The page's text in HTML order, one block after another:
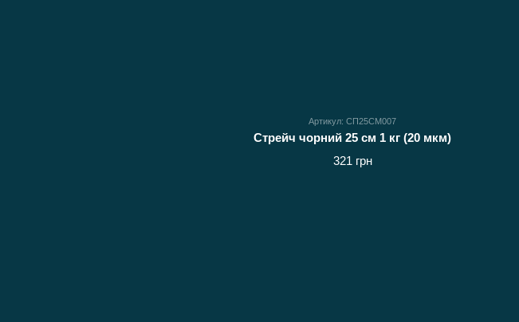
Артикул: СП25СМ007
Стрейч чорний 25 см 1 кг (20 мкм)
321 грн